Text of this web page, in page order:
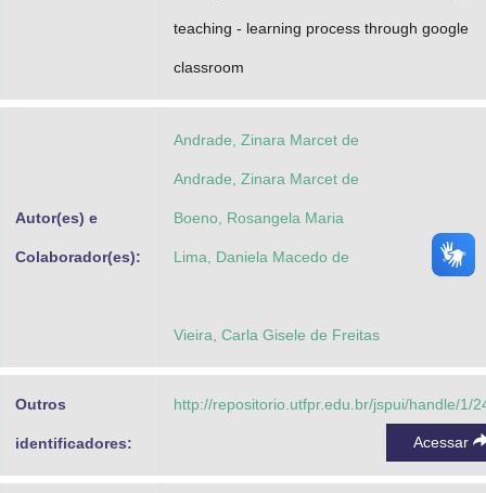
teaching - learning process through google
classroom
Autor(es) e
Colaborador(es):
Andrade, Zinara Marcet de
Andrade, Zinara Marcet de
Boeno, Rosangela Maria
Lima, Daniela Macedo de
Vieira, Carla Gisele de Freitas
Outros
identificadores:
http://repositorio.utfpr.edu.br/jspui/handle/1/
Acessar